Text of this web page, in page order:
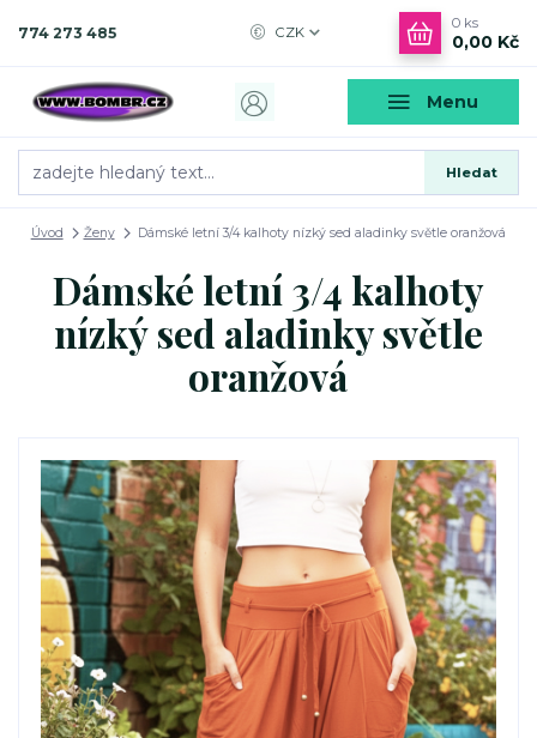
Menu
CZK
Hledat
774 273 485
0 ks
0,00 Kč
Úvod Ženy Dámské letní 3/4 kalhoty nízký sed aladinky světle oranžová
Dámské letní 3/4 kalhoty
nízký sed aladinky světle
oranžová